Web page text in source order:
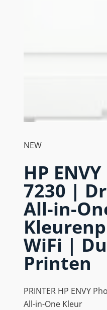
NEW
HP
7230 |
All-in-
WiFi |
Printen
PRINTER HP ENVY
All-in-One Kleur